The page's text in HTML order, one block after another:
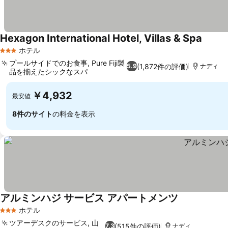
3 ホテルのランク
ホテル
Hexagon International Hotel, Villas & Spa
5.9(1,872件の評価)
プールサイドでのお食事, Pure Fiji製
品を揃えたシックなスパ
ナディ
最安値 ￥4,932
8件のサイトの料金を表示
3 ホテルのランク
ホテル
アルミンハジ サービス アパートメンツ
7.3(515件の評価)
ツアーデスクのサービス, 山
ナディ